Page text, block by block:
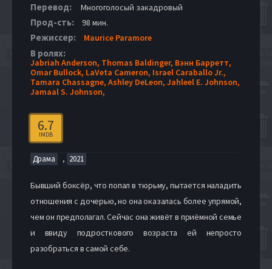
Перевод: Многоголосый закадровый
Прод-сть: 98 мин.
Режиссер: Maurice Paramore
В ролях:
Jabriah Anderson, Thomas Baldinger, Вэнн Барретт,
Omar Bullock, LaVeta Cameron, Israel Caraballo Jr.,
Tamara Chassagne, Ashley DeLeon, Jahleel E. Johnson,
Jamaal S. Johnson,
6.7
IMDB
Драма , 2021
Бывший боксёр, что попал в тюрьму, пытается наладить
отношения с дочерью, но она оказалась более упрямой,
чем он предполагал. Сейчас она живёт в приёмной семье
и ввиду подросткового возраста ей непросто
разобраться в самой себе.